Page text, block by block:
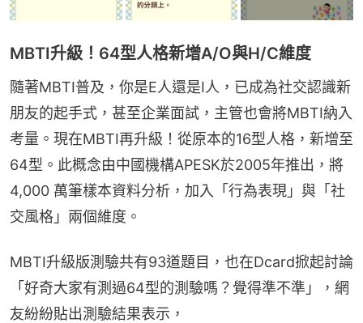
MBTI升級！64型人格新增A/O與H/C維度
隨著MBTI普及，你是E人還是I人，已成為社交認識新
朋友的起手式，甚至企業面試，主管也會將MBTI納入
考量。現在MBTI再升級！從原本的16型人格，新增至
64型。此概念由中國機構APESK於2005年推出，將
4,000 萬筆樣本資料分析，加入「行為表現」與「社
交風格」兩個維度。
MBTI升級版測驗共有93道題目，也在Dcard掀起討論
「好奇大家有測過64型的測驗嗎？覺得準不準」，網
友紛紛貼出測驗結果表示，